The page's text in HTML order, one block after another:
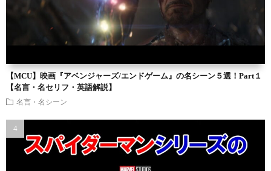
【MCU】映画『アベンジャーズ/エンドゲーム』の名シーン５選！Part１
【名言・名セリフ・英語解説】
名言・名シーン